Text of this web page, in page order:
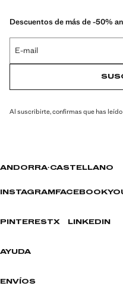
Descuentos de más de -50%
E-mail
Al suscribirte, confirmas que has leído
ANDORRA·CASTELLANO
INSTAGRAM FACEBOOK
PINTERESTX LINKEDIN
AYUDA
ENVÍOS